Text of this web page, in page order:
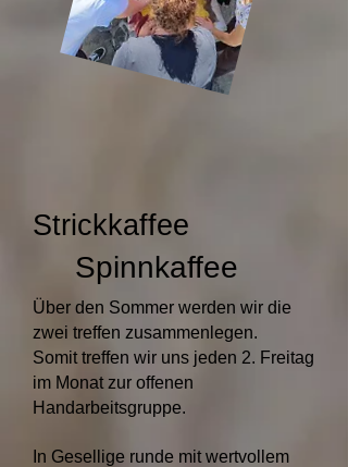
Strickkaffee
Spinnkaffee
Über den Sommer werden wir die
zwei treffen zusammenlegen.
Somit treffen wir uns jeden 2. Freitag
im Monat zur offenen
Handarbeitsgruppe.
In Gesellige runde mit wertvollem